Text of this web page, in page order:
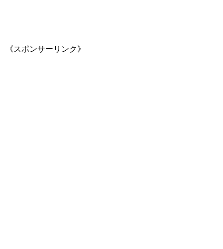
《スポンサーリンク》